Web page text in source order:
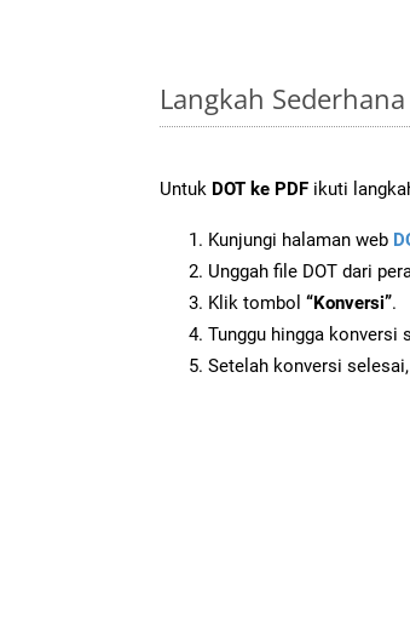
Langkah
Untuk DOT ke PDF ikuti
Kunjungi halaman web
Unggah file DOT dari
Klik tombol “Konversi”.
Tunggu hingga konversi
Setelah konversi